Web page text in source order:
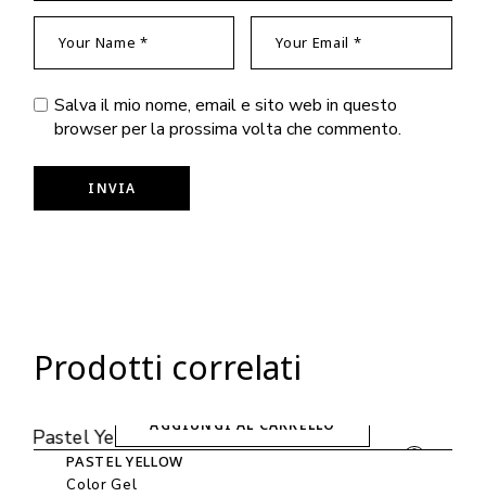
Salva il mio nome, email e sito web in questo
browser per la prossima volta che commento.
INVIA
Prodotti correlati
AGGIUNGI AL CARRELLO
PASTEL YELLOW
Color Gel